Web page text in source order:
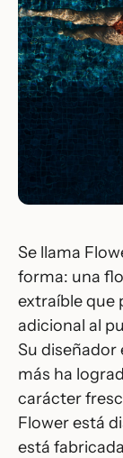
Se llama
forma: una
extraíble que
adicional al
Su diseñador
más ha
carácter
Flower está
está